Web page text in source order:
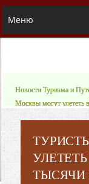
Меню
Новости Туризма и
Москвы могут улететь
ТЫСЯЧИ